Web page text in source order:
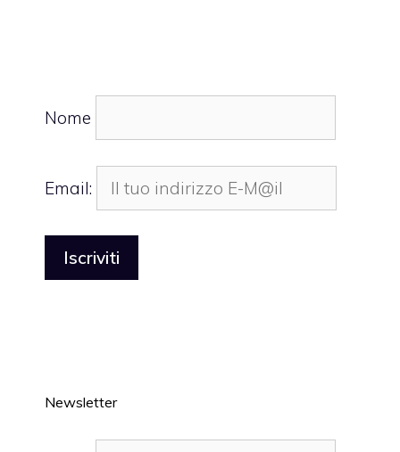
Nome
Email:
Newsletter